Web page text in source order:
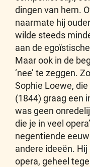
dingen van hem.
naarmate hij
wilde steeds
aan de
Maar ook in de
‘nee’ te zeggen.
Sophie Loewe,
(1844) graag een
was geen
die je in veel
negentiende
andere ideeën.
opera, geheel